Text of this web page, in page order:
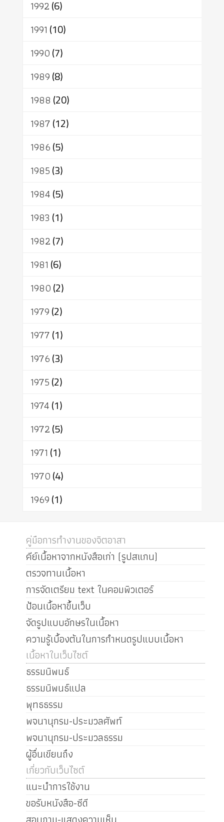
1992(6)
1991 (10)
1990(7)
1989(8)
1988 (20)
1987(12)
1986(5)
1985(3)
1984(5)
1983 (1)
1982(7)
1981 (6)
1980(2)
1979(2)
1977(1)
1976(3)
1975(2)
1974(1)
1972(5)
1971 (1)
1970(4)
1969(1)
คู่มือการทำงานของจิตอาสา
คีย์เนื้อหาจากหนังสือเก่า (รูปสแกน)
ตรวจทานเนื้อหา
การจัดเตรียม text ในคอมพิวเตอร์
ป้อนเนื้อหาขึ้นเว็บ
จัดรูปแบบอักษรในเนื้อหา
ความรู้เบื้องต้นในการกำหนดรูปแบบเนื้อหา
เนื้อหาในเว็บไซต์
ธรรมนิพนธ์
ธรรมนิพนธ์แปล
พุทธธรรม
พจนานุกรม-ประมวลศัพท์
พจนานุกรม-ประมวลธรรม
ผู้อื่นเขียนถึง
เกี่ยวกับเว็บไซต์
แนะนำการใช้งาน
ขอรับหนังสือ-ซีดี